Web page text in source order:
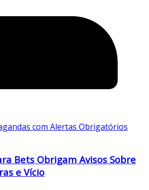
Bets Obrigam Avisos Sobre
e Vício